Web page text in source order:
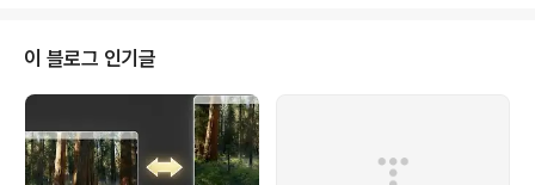
이 블로그 인기글